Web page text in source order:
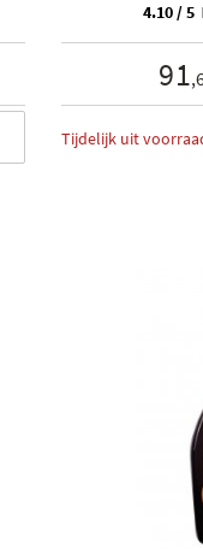
4.10 / 5
91
Tijdelijk uit